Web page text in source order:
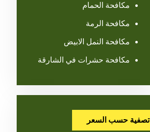
مكافحة الحمام
مكافحة الرمة
مكافحة النمل الابيض
مكافحة حشرات في الشارقة
تصفية حسب السعر